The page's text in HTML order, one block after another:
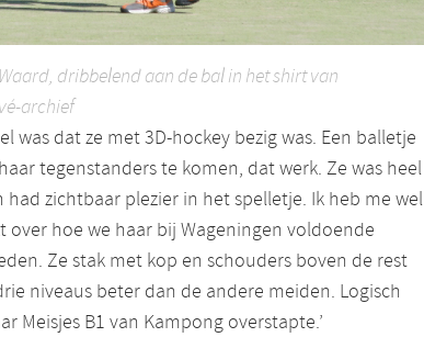
dribbelend aan de bal in het shirt van
archief
was dat ze met 3D-hockey bezig was. Een balletje
tegenstanders te komen, dat werk. Ze was heel
had zichtbaar plezier in het spelletje. Ik heb me wel
over hoe we haar bij Wageningen voldoende
Ze stak met kop en schouders boven de rest
niveaus beter dan de andere meiden. Logisch
Meisjes B1 van Kampong overstapte.’